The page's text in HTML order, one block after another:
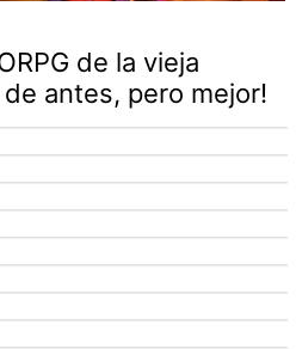
de la vieja
antes, pero mejor!